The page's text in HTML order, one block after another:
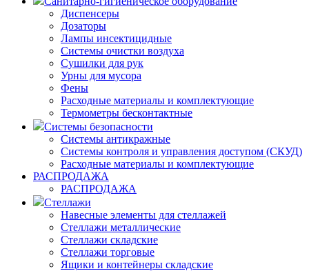
Диспенсеры
Дозаторы
Лампы инсектицидные
Системы очистки воздуха
Сушилки для рук
Урны для мусора
Фены
Расходные материалы и комплектующие
Термометры бесконтактные
Системы безопасности
Системы антикражные
Системы контроля и управления доступом (СКУД)
Расходные материалы и комплектующие
РАСПРОДАЖА
РАСПРОДАЖА
Стеллажи
Навесные элементы для стеллажей
Стеллажи металлические
Стеллажи складские
Стеллажи торговые
Ящики и контейнеры складские